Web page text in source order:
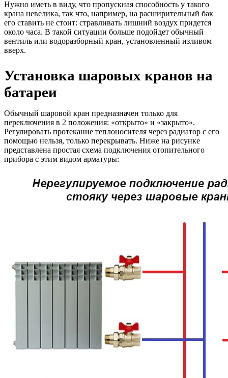
Нужно иметь в виду, что пропускная способность у такого
крана невелика, так что, например, на расширительный бак
его ставить не стоит: стравливать лишний воздух придется
около часа. В такой ситуации больше подойдет обычный
вентиль или водоразборный кран, установленный изливом
вверх.
Установка шаровых кранов на
батареи
Обычный шаровой кран предназначен только для
переключения в 2 положения: «открыто» и «закрыто».
Регулировать протекание теплоносителя через радиатор с его
помощью нельзя, только перекрывать. Ниже на рисунке
представлена простая схема подключения отопительного
прибора с этим видом арматуры: